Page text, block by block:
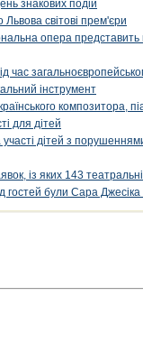
знакових подій
світові прем'єри
опера
час
інструмент
композитора,
для дітей
дітей з
із яких 143 театральні
гостей були Сара